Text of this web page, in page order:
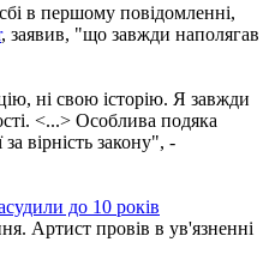
в першому повідомленні,
, заявив, "що завжди наполягав
ні свою історію. Я завжди
<...> Особлива подяка
вірність закону", -
до 10 років
Артист провів в ув'язненні